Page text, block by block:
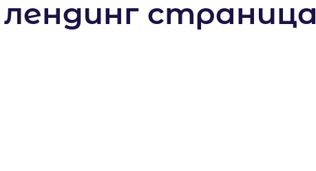
страница